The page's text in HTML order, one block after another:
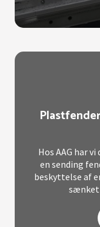
Hos AAG har
en sending
beskyttelse af
sænket